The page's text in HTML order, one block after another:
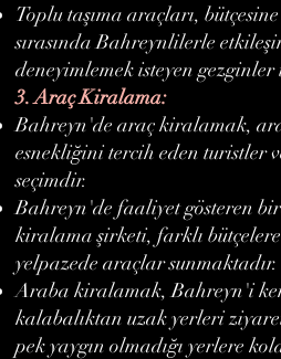
Toplu taşıma araçları,
sırasında Bahreynlilerle
deneyimlemek isteyen
3. Araç Kiralama:
Bahreyn'de araç kiralamak,
esnekliğini tercih eden turistler
seçimdir.
Bahreyn'de faaliyet gösteren
kiralama şirketi, farklı
yelpazede araçlar sunmaktadır.
Araba kiralamak, Bahreyn'i
kalabalıktan uzak yerleri
pek yaygın olmadığı yerlere